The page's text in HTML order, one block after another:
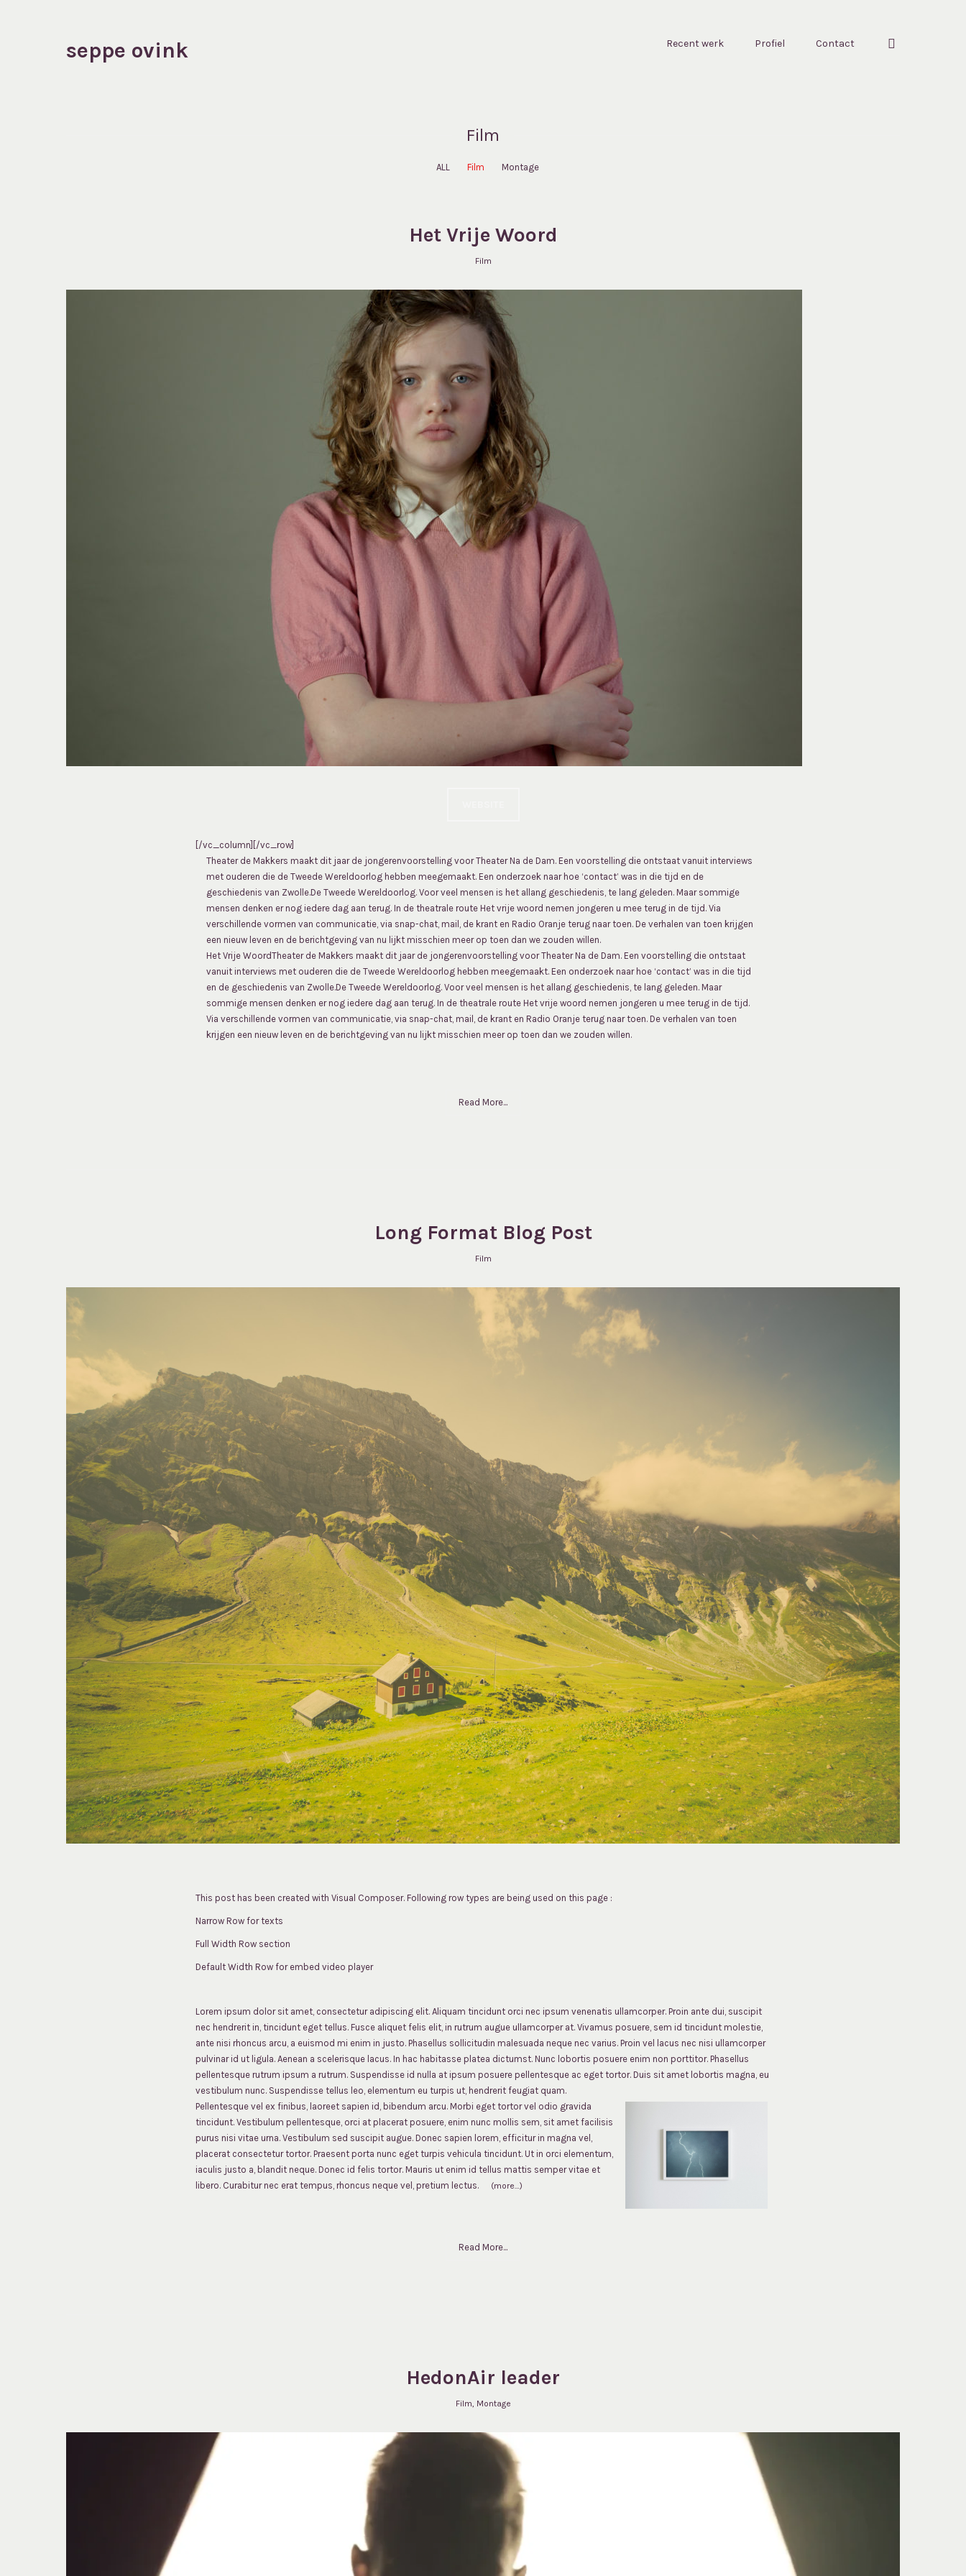
seppe ovink Recent werk Profiel Contact
Film
ALL Film Montage
Het Vrije Woord
Film
[/vc_column][/vc_row]
Theater de Makkers maakt dit jaar de jongerenvoorstelling voor Theater Na de Dam. Een voorstelling die ontstaat vanuit interviews
met ouderen die de Tweede Wereldoorlog hebben meegemaakt. Een onderzoek naar hoe ‘contact’ was in die tijd en de
geschiedenis van Zwolle.De Tweede Wereldoorlog. Voor veel mensen is het allang geschiedenis, te lang geleden. Maar sommige
mensen denken er nog iedere dag aan terug. In de theatrale route Het vrije woord nemen jongeren u mee terug in de tijd. Via
verschillende vormen van communicatie, via snap-chat, mail, de krant en Radio Oranje terug naar toen. De verhalen van toen krijgen
een nieuw leven en de berichtgeving van nu lijkt misschien meer op toen dan we zouden willen.
Het Vrije WoordTheater de Makkers maakt dit jaar de jongerenvoorstelling voor Theater Na de Dam. Een voorstelling die ontstaat
vanuit interviews met ouderen die de Tweede Wereldoorlog hebben meegemaakt. Een onderzoek naar hoe ‘contact’ was in die tijd
en de geschiedenis van Zwolle.De Tweede Wereldoorlog. Voor veel mensen is het allang geschiedenis, te lang geleden. Maar
sommige mensen denken er nog iedere dag aan terug. In de theatrale route Het vrije woord nemen jongeren u mee terug in de tijd.
Via verschillende vormen van communicatie, via snap-chat, mail, de krant en Radio Oranje terug naar toen. De verhalen van toen
krijgen een nieuw leven en de berichtgeving van nu lijkt misschien meer op toen dan we zouden willen.
Read More...
Long Format Blog Post
Film
This post has been created with Visual Composer. Following row types are being used on this page :
Narrow Row for texts
Full Width Row section
Default Width Row for embed video player
Lorem ipsum dolor sit amet, consectetur adipiscing elit. Aliquam tincidunt orci nec ipsum venenatis ullamcorper. Proin ante dui, suscipit
nec hendrerit in, tincidunt eget tellus. Fusce aliquet felis elit, in rutrum augue ullamcorper at. Vivamus posuere, sem id tincidunt molestie,
ante nisi rhoncus arcu, a euismod mi enim in justo. Phasellus sollicitudin malesuada neque nec varius. Proin vel lacus nec nisi ullamcorper
pulvinar id ut ligula. Aenean a scelerisque lacus. In hac habitasse platea dictumst. Nunc lobortis posuere enim non porttitor. Phasellus
pellentesque rutrum ipsum a rutrum. Suspendisse id nulla at ipsum posuere pellentesque ac eget tortor. Duis sit amet lobortis magna, eu
vestibulum nunc. Suspendisse tellus leo, elementum eu turpis ut, hendrerit feugiat quam.
Pellentesque vel ex finibus, laoreet sapien id, bibendum arcu. Morbi eget tortor vel odio gravida
tincidunt. Vestibulum pellentesque, orci at placerat posuere, enim nunc mollis sem, sit amet facilisis
purus nisi vitae urna. Vestibulum sed suscipit augue. Donec sapien lorem, efficitur in magna vel,
placerat consectetur tortor. Praesent porta nunc eget turpis vehicula tincidunt. Ut in orci elementum,
iaculis justo a, blandit neque. Donec id felis tortor. Mauris ut enim id tellus mattis semper vitae et
libero. Curabitur nec erat tempus, rhoncus neque vel, pretium lectus.
(more…)
Read More...
HedonAir leader
Film Montage